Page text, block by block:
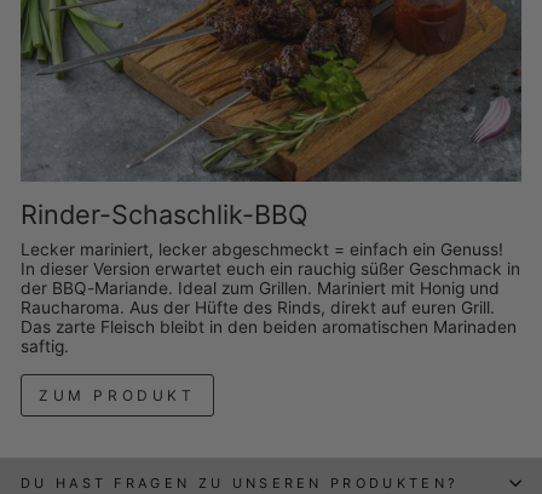
Rinder-Schaschlik-BBQ
Lecker mariniert, lecker abgeschmeckt = einfach ein Genuss!
In dieser Version erwartet euch ein rauchig süßer Geschmack in
der BBQ-Mariande. Ideal zum Grillen. Mariniert mit Honig und
Raucharoma. Aus der Hüfte des Rinds, direkt auf euren Grill.
Das zarte Fleisch bleibt in den beiden aromatischen Marinaden
saftig.
ZUM PRODUKT
DU HAST FRAGEN ZU UNSEREN PRODUKTEN?